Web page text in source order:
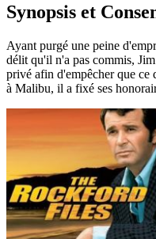
Synopsis et
Ayant purgé une peine
délit qu'il n'a pas commis,
privé afin d'empêcher que ce
à Malibu, il a fixé ses